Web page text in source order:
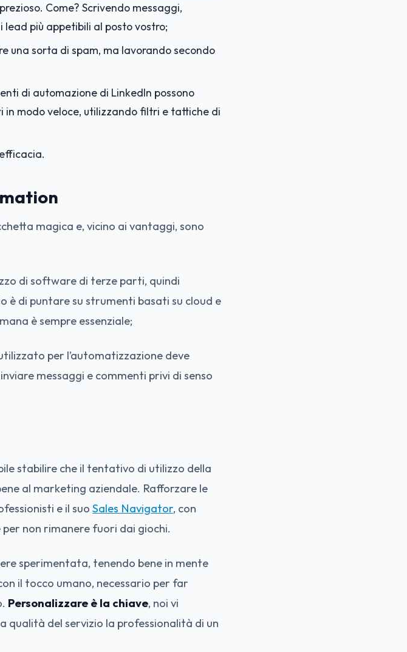
Come? Scrivendo messaggi,
più appetibili al posto vostro;
una sorta di spam, ma lavorando secondo
di automazione di LinkedIn possono
modo veloce, utilizzando filtri e tattiche di
magica e, vicino ai vantaggi, sono
di software di terze parti, quindi
è di puntare su strumenti basati su cloud e
è sempre essenziale;
per l’automatizzazione deve
messaggi e commenti privi di senso
stabilire che il tentativo di utilizzo della
al marketing aziendale. Rafforzare le
e il suo Sales Navigator, con
non rimanere fuori dai giochi.
sperimentata, tenendo bene in mente
il tocco umano, necessario per far
Personalizzare è la chiave, noi vi
qualità del servizio la professionalità di un